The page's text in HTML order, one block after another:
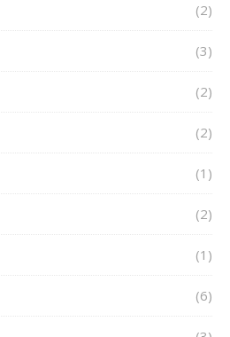
(2)
(3)
(2)
(2)
(1)
(2)
(1)
(6)